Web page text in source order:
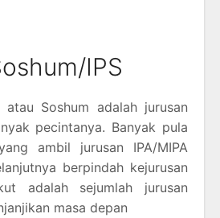
IPS
atau Soshum adalah jurusan
pecintanya. Banyak pula
ambil jurusan IPA/MIPA
berpindah kejurusan
adalah sejumlah jurusan
masa depan